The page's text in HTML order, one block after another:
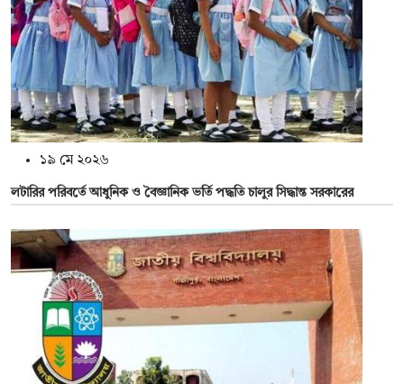
১৯ মে ২০২৬
লটারির পরিবর্তে আধুনিক ও বৈজ্ঞানিক ভর্তি পদ্ধতি চালুর সিদ্ধান্ত সরকারের